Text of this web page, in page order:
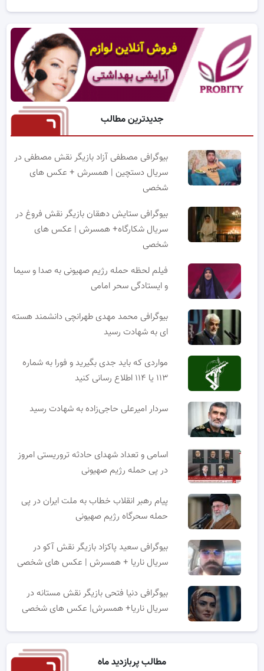
جدیدترین مطالب
بیوگرافی مصطفی آزاد بازیگر نقش مصطفی در
سریال دستچین | همسرش + عکس های
شخصی
بیوگرافی ستایش دهقان بازیگر نقش فروغ در
سریال شکارگاه+ همسرش | عکس های
شخصی
فیلم لحظه حمله رژیم صهیونی به صدا و سیما
و ایستادگی سحر امامی
بیوگرافی محمد مهدی طهرانچی دانشمند هسته
ای به شهادت رسید
مواردی که باید جدی بگیرید و فورا به شماره
۱۱۳ یا ۱۱۴ اطلاع رسانی کنید
سردار امیرعلی حاجی‌زاده به شهادت رسید
اسامی و تعداد شهدای حادثه تروریستی امروز
در پی حمله رژیم صهیونی
پیام رهبر انقلاب خطاب به ملت ایران در پی
حمله سحرگاه رژیم صهیونی
بیوگرافی سعید پاکزاد بازیگر نقش آکو در
سریال ناریا + همسرش | عکس های شخصی
بیوگرافی دنیا فتحی بازیگر نقش مستانه در
سریال ناریا+ همسرش| عکس های شخصی
مطالب پربازدید ماه